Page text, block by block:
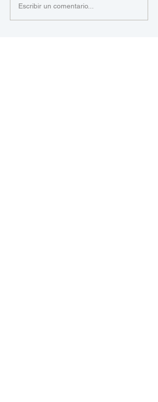
Escribir un comentario...